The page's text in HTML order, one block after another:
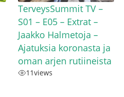
TerveysSummit TV –
S01 – E05 – Extrat –
Jaakko Halmetoja –
Ajatuksia koronasta ja
oman arjen rutiineista​
11views